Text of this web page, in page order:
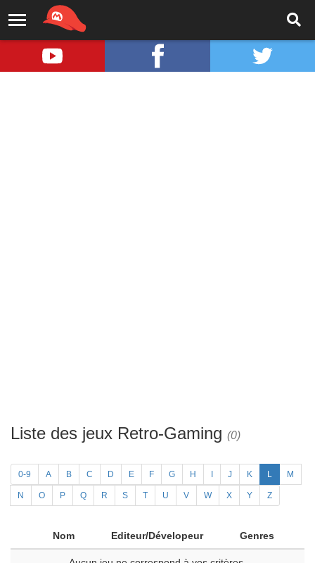
Liste des jeux Retro-Gaming (0)
0-9 A B C D E F G H J K L M
N O P Q R S T U V W X Y Z
Nom Editeur/Dévelopeur Genres